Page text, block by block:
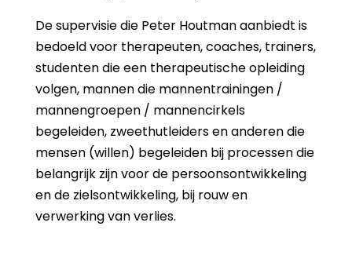
De supervisie die Peter Houtman aanbiedt is
bedoeld voor therapeuten, coaches, trainers,
studenten die een therapeutische opleiding
volgen, mannen die mannentrainingen /
mannengroepen / mannencirkels
begeleiden, zweethutleiders en anderen die
mensen (willen) begeleiden bij processen die
belangrijk zijn voor de persoonsontwikkeling
en de zielsontwikkeling, bij rouw en
verwerking van verlies.